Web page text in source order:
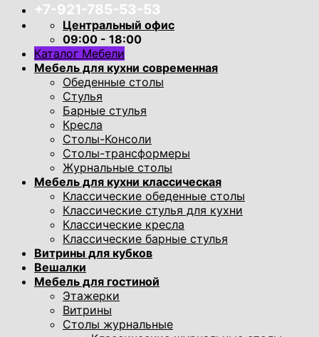
+7-921-785-53-53
Центральный офис
09:00 - 18:00
Каталог Мебели
Мебель для кухни современная
Обеденные столы
Стулья
Барные стулья
Кресла
Столы-Консоли
Столы-трансформеры
Журнальные столы
Мебель для кухни классическая
Классические обеденные столы
Классические стулья для кухни
Классические кресла
Классические барные стулья
Витрины для кубков
Вешалки
Мебель для гостиной
Этажерки
Витрины
Столы журнальные